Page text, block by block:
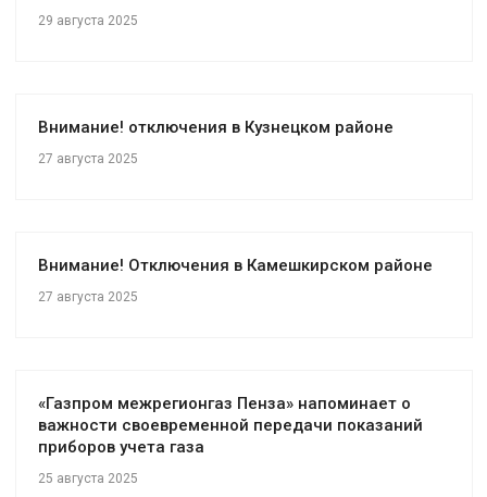
29 августа 2025
Внимание! отключения в Кузнецком районе
27 августа 2025
Внимание! Отключения в Камешкирском районе
27 августа 2025
«Газпром межрегионгаз Пенза» напоминает о
важности своевременной передачи показаний
приборов учета газа
25 августа 2025